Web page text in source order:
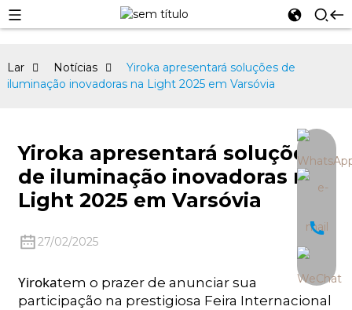
Lar Notícias
Yiroka apresentará soluções de
iluminação inovadoras na Light 2025 em Varsóvia
Yiroka apresentará soluções
de iluminação inovadoras na
Light 2025 em Varsóvia
27/02/2025
Yirokatem o prazer de anunciar sua
participação na prestigiosa Feira Internacional